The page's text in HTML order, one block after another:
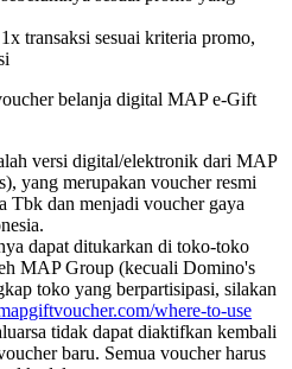
transaksi sesuai kriteria promo,
belanja digital MAP e-Gift
versi digital/elektronik dari MAP
yang merupakan voucher resmi
Tbk dan menjadi voucher gaya
dapat ditukarkan di toko-toko
MAP Group (kecuali Domino's
toko yang berpartisipasi, silakan
where-to-use
tidak dapat diaktifkan kembali
baru. Semua voucher harus